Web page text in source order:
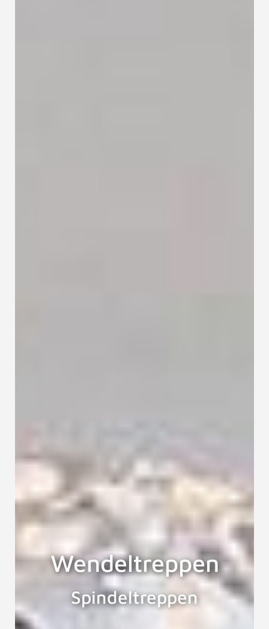
Wendeltreppen
Spindeltreppen